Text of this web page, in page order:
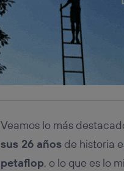
Veamos lo más
sus 26 añosde historia
petaflop, o lo que es lo